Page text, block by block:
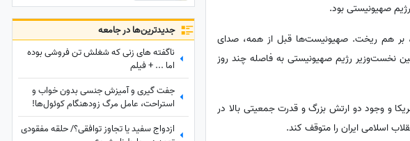
صهیونیستی بود.
بر هم ریخت. صهیونیست‌ها قبل از همه، صدای
نخست‌وزیر رژیم صهیونیستی به فاصله چند روز
و وجود دو ارتش بزرگ و قدرت جمعیتی بالا در
اسلامی ایران را متوقف کند.
جدید‌ترین‌ها در جامعه
ناگفته های زنی که شغلش تن فروشی بوده
اما ... + فیلم
جفت گیری و آمیزش جنسی بدون خواب و
استراحت، عامل مرگ زودهنگام کوئول‌ها!
+عکس
ازدواج سفید یا تجاوز توافقی؟/ حلقه مفقودی